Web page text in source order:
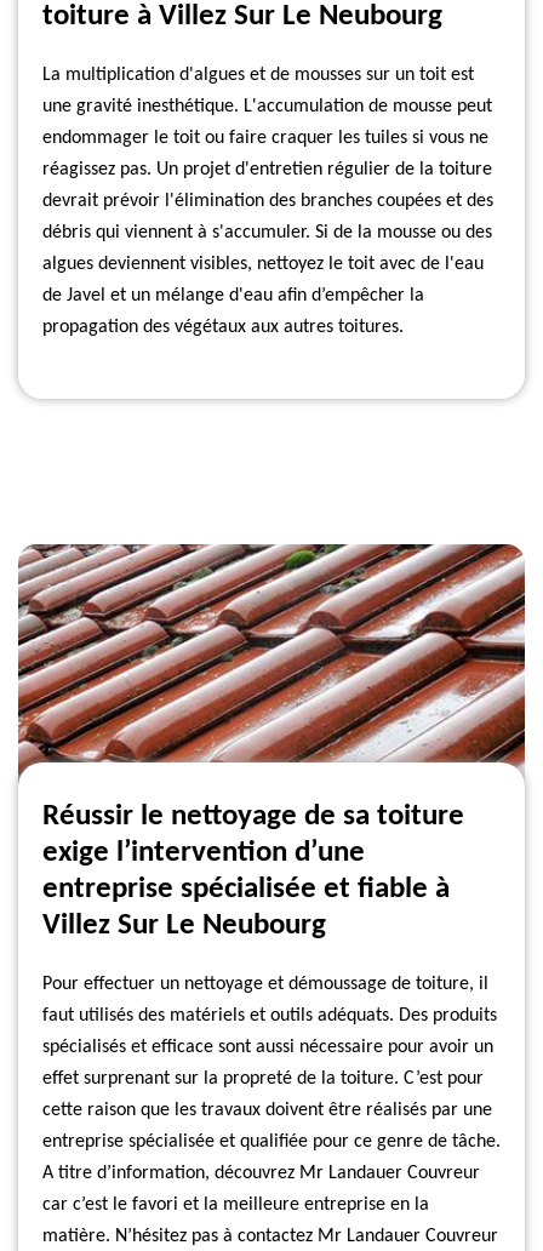
toiture à Villez Sur Le Neubourg
La multiplication d'algues et de mousses sur un toit est
une gravité inesthétique. L'accumulation de mousse peut
endommager le toit ou faire craquer les tuiles si vous ne
réagissez pas. Un projet d'entretien régulier de la toiture
devrait prévoir l'élimination des branches coupées et des
débris qui viennent à s'accumuler. Si de la mousse ou des
algues deviennent visibles, nettoyez le toit avec de l'eau
de Javel et un mélange d'eau afin d’empêcher la
propagation des végétaux aux autres toitures.
Réussir le nettoyage de sa toiture
exige l’intervention d’une
entreprise spécialisée et fiable à
Villez Sur Le Neubourg
Pour effectuer un nettoyage et démoussage de toiture, il
faut utilisés des matériels et outils adéquats. Des produits
spécialisés et efficace sont aussi nécessaire pour avoir un
effet surprenant sur la propreté de la toiture. C’est pour
cette raison que les travaux doivent être réalisés par une
entreprise spécialisée et qualifiée pour ce genre de tâche.
A titre d’information, découvrez Mr Landauer Couvreur
car c’est le favori et la meilleure entreprise en la
matière. N’hésitez pas à contactez Mr Landauer Couvreur